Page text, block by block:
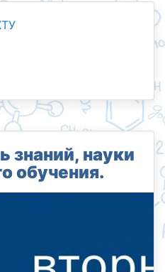
знаний, науки
обучения.